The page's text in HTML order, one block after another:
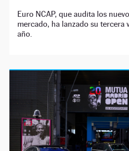
Euro NCAP, que audita los
mercado, ha lanzado su tercera
año.